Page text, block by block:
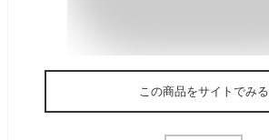
この商品をサイトでみる